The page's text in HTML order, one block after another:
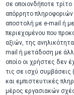
σε οποιονδήποτε
απόρρητο
αποστολή με e-mail ή
περιεχομένου που
αξιών, της
mail ή μετάδοση με
οποίο οι χρήστες δεν
τις σε ισχύ
και εμπιστευτικές
μέρος εργασιακών